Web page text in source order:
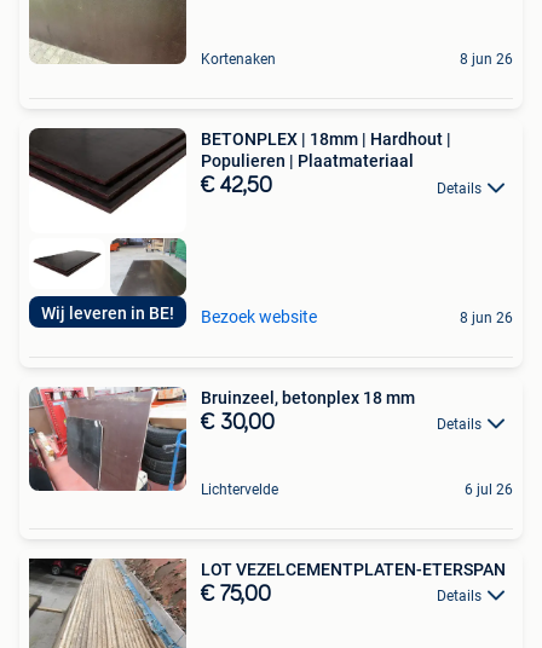
Kortenaken 8 jun 26
Wij leveren in BE!
BETONPLEX | 18mm | Hardhout |
Populieren | Plaatmateriaal
€ 42,50 Details
Bezoek website 8 jun 26
Bruinzeel, betonplex 18 mm
€ 30,00 Details
Lichtervelde 6 jul 26
LOT VEZELCEMENTPLATEN-ETERSPAN
€ 75,00 Details